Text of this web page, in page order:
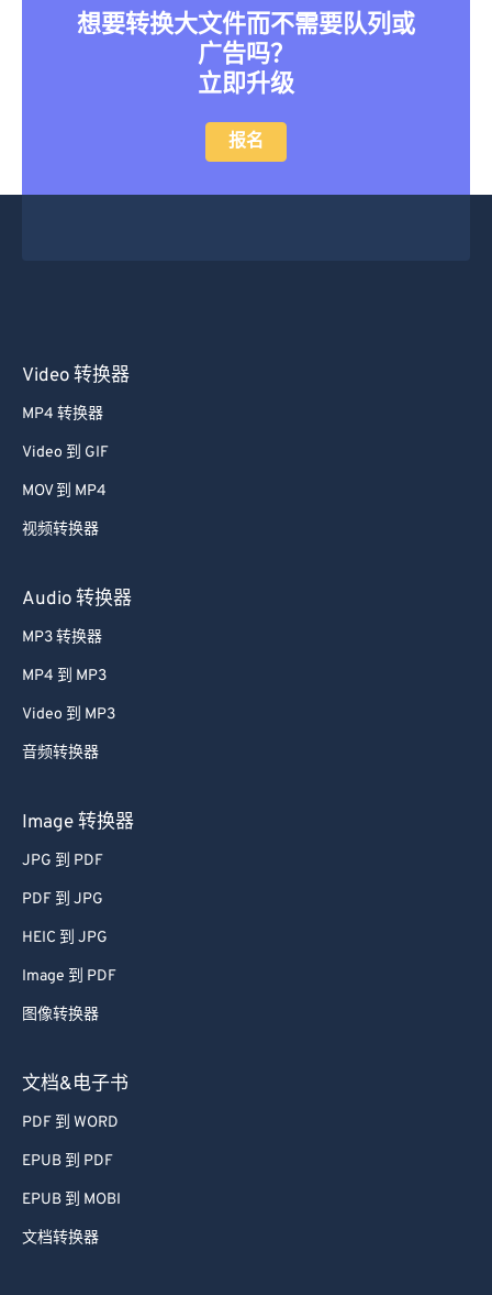
想要转换大文件而不需要队列或
广告吗？
立即升级
报名
Video 转换器
MP4 转换器
Video 到 GIF
MOV 到 MP4
视频转换器
Audio 转换器
MP3 转换器
MP4 到 MP3
Video 到 MP3
音频转换器
Image 转换器
JPG 到 PDF
PDF 到 JPG
HEIC 到 JPG
Image 到 PDF
图像转换器
文档&电子书
PDF 到 WORD
EPUB 到 PDF
EPUB 到 MOBI
文档转换器